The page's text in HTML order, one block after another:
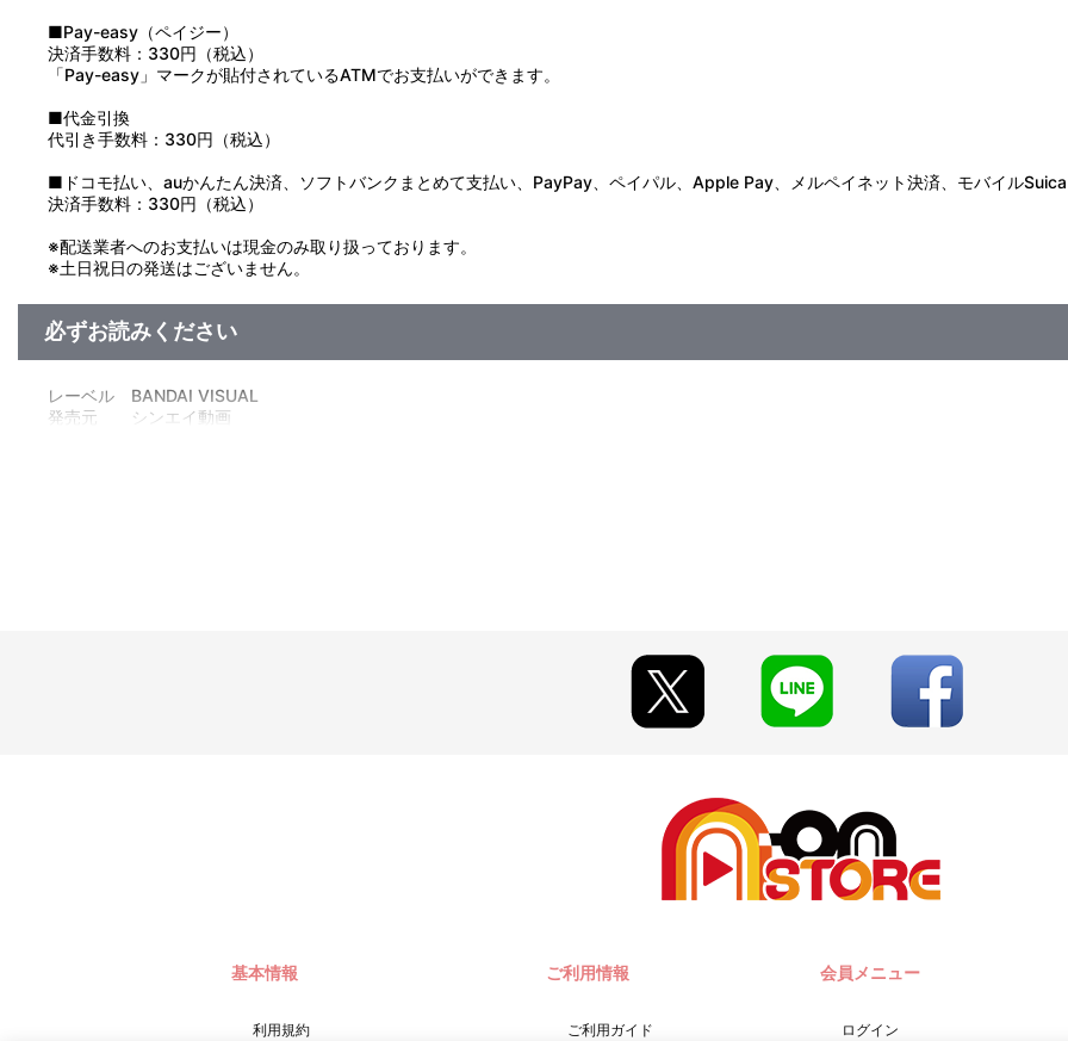
■Pay-easy（ペイジー）
決済手数料：330円（税込）
「Pay-easy」マークが貼付されているATMでお支払いができます。
■代金引換
代引き手数料：330円（税込）
■ドコモ払い、auかんたん決済、ソフトバンクまとめて支払い、PayPay、ペイパル、Apple Pay、メルペイネット決済、モバイルSuica
決済手数料：330円（税込）
※配送業者へのお支払いは現金のみ取り扱っております。
※土日祝日の発送はございません。
必ずお読みください
レーベル BANDAI VISUAL
発売元 シンエイ動画
基本情報
利用規約
ご利用情報
ご利用ガイド
会員メニュー
ログイン